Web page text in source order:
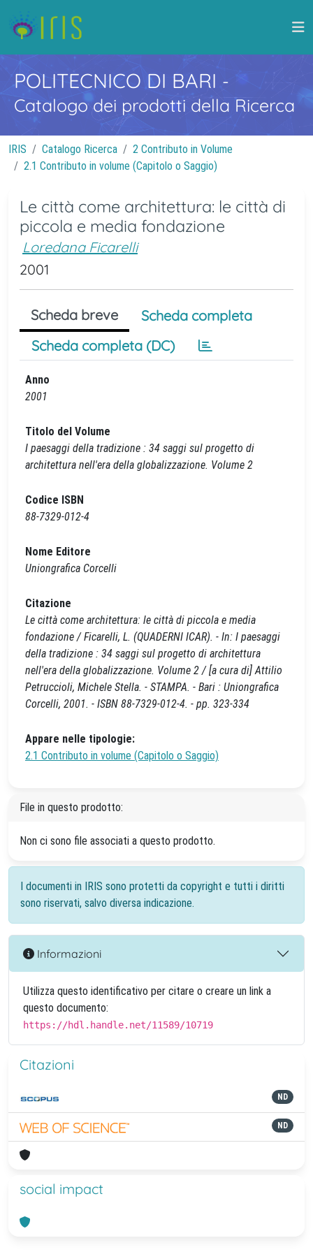
POLITECNICO DI BARI -
Catalogo dei prodotti della Ricerca
IRIS Catalogo Ricerca
2 Contributo in Volume
2.1 Contributo in volume (Capitolo o Saggio)
Le città come architettura: le città di
piccola e media fondazione
Loredana Ficarelli
2001
Scheda breve
Scheda completa
Scheda completa (DC)
Anno
2001
Titolo del Volume
I paesaggi della tradizione : 34 saggi sul progetto di
architettura nell'era della globalizzazione. Volume 2
Codice ISBN
88-7329-012-4
Nome Editore
Uniongrafica Corcelli
Citazione
Le città come architettura: le città di piccola e media
fondazione / Ficarelli, L. (QUADERNI ICAR). - In: I paesaggi
della tradizione : 34 saggi sul progetto di architettura
nell'era della globalizzazione. Volume 2 / [a cura di] Attilio
Petruccioli, Michele Stella. - STAMPA. - Bari : Uniongrafica
Corcelli, 2001. - ISBN 88-7329-012-4. - pp. 323-334
Appare nelle tipologie:
2.1 Contributo in volume (Capitolo o Saggio)
File in questo prodotto:
Non ci sono file associati a questo prodotto.
I documenti in IRIS sono protetti da copyright e tutti i diritti
sono riservati, salvo diversa indicazione.
Informazioni
Utilizza questo identificativo per citare o creare un link a
questo documento:
https://hdl.handle.net/11589/10719
Citazioni
ND
ND
social impact